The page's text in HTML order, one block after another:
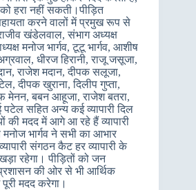
हरा नहीं सकती।पीड़ित
करने वालों में प्रमुख रूप से
खंडेलवाल, संभाग अध्यक्ष
मनोज भार्गव, टूटू भार्गव, आशीष
धीरज हिरानी, राजू जसूजा,
राजेश मदान, दीपक सलूजा,
दीपक खुराना, दिलीप गुप्ता,
मेनन, बबन आहूजा, राजेश बतरा,
सहित अन्य कई व्यापारी दिल
की मदद में आगे आ रहे हैं व्यापारी
भार्गव ने सभी का आभार
संगठन कैट हर व्यापारी के
रहेगा। पीड़ितों को जन
की ओर से भी आर्थिक
पूरी मदद करेगा।